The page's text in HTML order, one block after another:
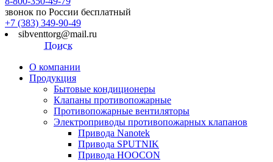
звонок по России бесплатный
+7 (383) 349-90-49
sibventtorg@mail.ru
Поиск
О компании
Продукция
Бытовые кондиционеры
Клапаны противопожарные
Противопожарные вентиляторы
Электроприводы противопожарных клапанов
Привода Nanotek
Привода SPUTNIK
Привода HOOCON